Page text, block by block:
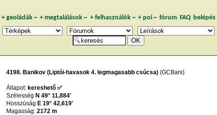
+ geoládák~ +megtalálások ~ + felhasználók~ + poi~ fórum FAQ belépés
4198. Banikov (Liptói-havasok 4. legmagasabb csúcsa) (GCBani)
Állapot: kereshető ✅
Szélesség N 49° 11,884'
Hosszúság E 19° 42,619'
Magasság:2172 m